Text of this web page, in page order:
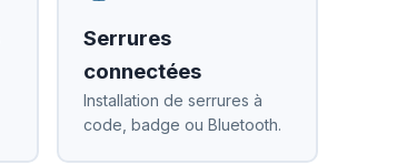
Serrures
connectées
Installation de serrures à
code, badge ou Bluetooth.